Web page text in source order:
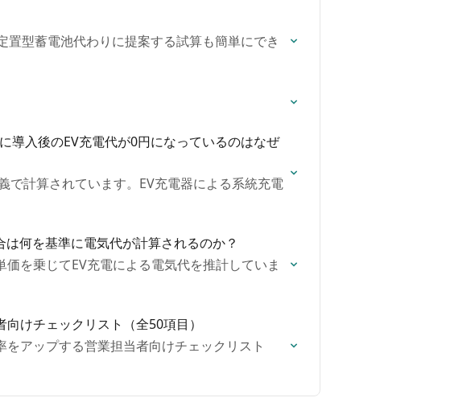
型蓄電池代わりに提案する試算も簡単にでき
導入後のEV充電代が0円になっているのはなぜ
で計算されています。EV充電器による系統充電
何を基準に電気代が計算されるのか？
を乗じてEV充電による電気代を推計していま
けチェックリスト（全50項目）
アップする営業担当者向けチェックリスト